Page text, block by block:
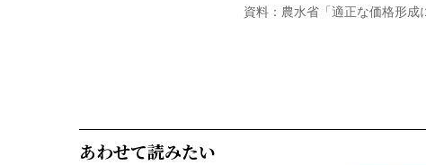
資料：農水省「適正な価格形成
あわせて読みたい